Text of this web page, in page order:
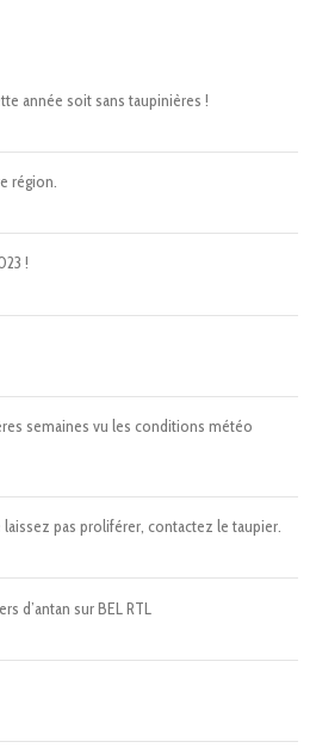
année soit sans taupinières !
région.
!
semaines vu les conditions météo
pas proliférer, contactez le taupier.
d’antan sur BEL RTL